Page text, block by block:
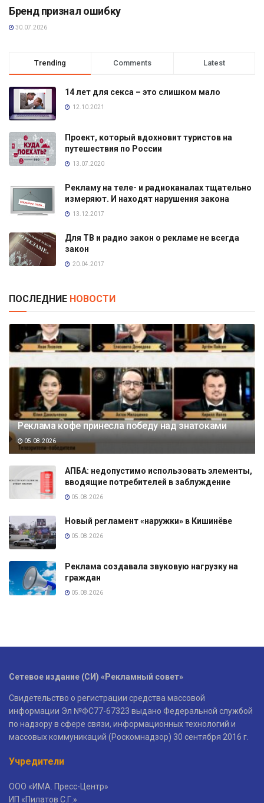
Бренд признал ошибку
30.07.2026
Trending Comments Latest
14 лет для секса – это слишком мало
12.10.2021
Проект, который вдохновит туристов на
путешествия по России
13.07.2020
Рекламу на теле- и радиоканалах тщательно
измеряют. И находят нарушения закона
13.12.2017
Для ТВ и радио закон о рекламе не всегда
закон
20.04.2017
ПОСЛЕДНИЕ НОВОСТИ
Реклама кофе принесла победу над знатоками
05.08.2026
АПБА: недопустимо использовать элементы,
вводящие потребителей в заблуждение
05.08.2026
Новый регламент «наружки» в Кишинёве
05.08.2026
Реклама создавала звуковую нагрузку на
граждан
05.08.2026
Сетевое издание (СИ) «Рекламный совет»
Свидетельство о регистрации средства массовой
информации Эл №ФС77-67323 выдано Федеральной службой
по надзору в сфере связи, информационных технологий и
массовых коммуникаций (Роскомнадзор) 30 сентября 2016 г.
Учредители
ООО «ИМА. Пресс-Центр»
ИП «Пилатов С.Г.»